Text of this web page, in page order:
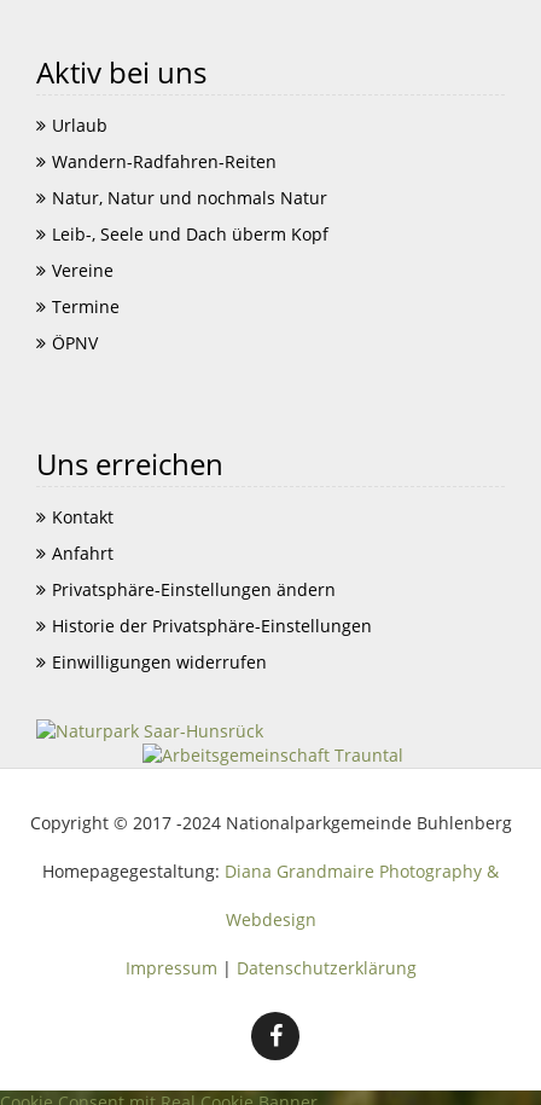
Aktiv bei uns
Urlaub
Wandern-Radfahren-Reiten
Natur, Natur und nochmals Natur
Leib-, Seele und Dach überm Kopf
Vereine
Termine
ÖPNV
Uns erreichen
Kontakt
Anfahrt
Privatsphäre-Einstellungen ändern
Historie der Privatsphäre-Einstellungen
Einwilligungen widerrufen
Copyright © 2017 -2024 Nationalparkgemeinde Buhlenberg
Homepagegestaltung: Diana Grandmaire Photography &
Webdesign
Impressum | Datenschutzerklärung